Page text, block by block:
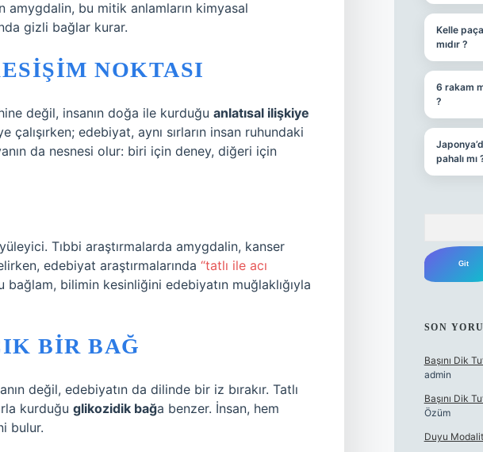
bu mitik anlamların kimyasal
gizli bağlar kurar.
NOKTASI
değil, insanın doğa ile kurduğu anlatısal ilişkiye
edebiyat, aynı sırların insan ruhundaki
da nesnesi olur: biri için deney, diğeri için
Tıbbi araştırmalarda amygdalin, kanser
edebiyat araştırmalarında “tatlı ile acı
bağlam, bilimin kesinliğini edebiyatın muğlaklığıyla
BIR BAĞ
değil, edebiyatın da dilinde bir iz bırakır. Tatlı
kurduğu glikozidik bağa benzer. İnsan, hem
bulur.
Kelle
mıdır ?
6 rakam
?
pahalı mı
SON
Başını Dik
admin
Başını Dik
Özüm
Duyu